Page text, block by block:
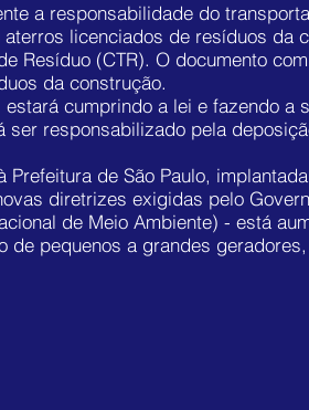
utilizar uma caçambas para
a responsabilidade do
licenciados de resíduos da
Resíduo (CTR). O documento
da construção.
cumprindo a lei e fazendo a
ser responsabilizado pela
de São Paulo,
diretrizes exigidas pelo
de Meio Ambiente) - está
de pequenos a grandes